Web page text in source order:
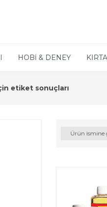
HOBİ & DENEY
etiket sonuçları
Ürün ismine